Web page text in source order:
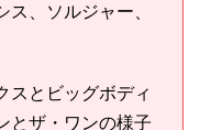
、ソルジャー、
スとビッグボディ
とザ・ワンの様子